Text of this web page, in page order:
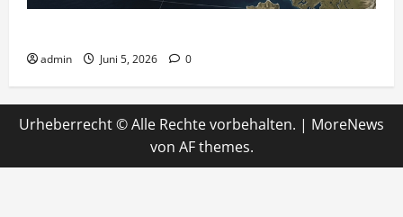
admin Juni 5, 2026 0
Urheberrecht © Alle Rechte vorbehalten. | MoreNews
von AF themes.